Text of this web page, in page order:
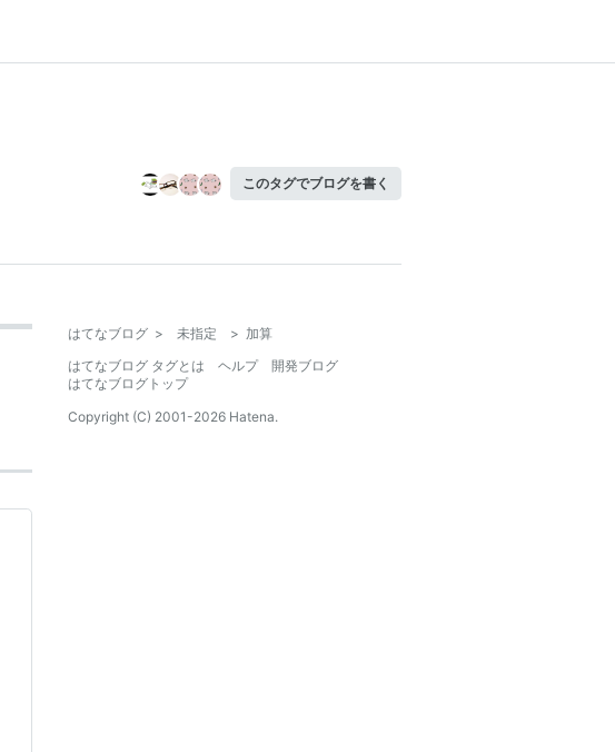
このタグでブログを書く
はてなブログ > 未指定 > 加算
はてなブログ タグとは
ヘルプ
開発ブログ
はてなブログトップ
Copyright (C) 2001-2026 Hatena.